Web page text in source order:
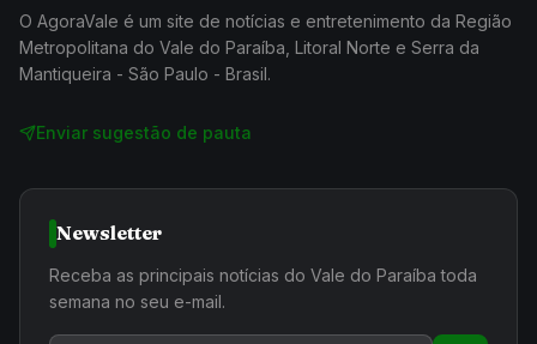
O AgoraVale é um site de notícias e entretenimento da Região
Metropolitana do Vale do Paraíba, Litoral Norte e Serra da
Mantiqueira - São Paulo - Brasil.
Enviar sugestão de pauta
Newsletter
Receba as principais notícias do Vale do Paraíba toda
semana no seu e-mail.